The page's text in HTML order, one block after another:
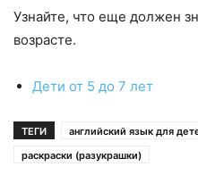
Узнайте, что еще должен
возрасте.
Дети от 5 до 7 лет
ТЕГИ английский язык для
раскраски (разукрашки)